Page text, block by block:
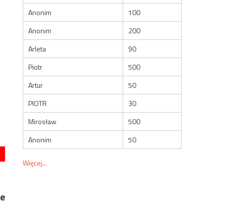
Anonim
100
Anonim
200
Arleta
90
Piotr
500
Artur
50
PIOTR
30
Mirosław
500
Anonim
50
Więcej...